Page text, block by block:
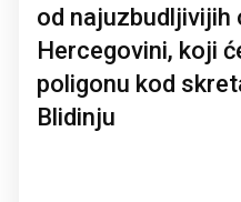
od
Hercegovini, koji
poligonu kod
Blidinju